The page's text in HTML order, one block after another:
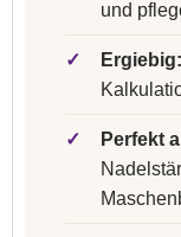
und
✓ Ergiebig:
✓ Perfekt